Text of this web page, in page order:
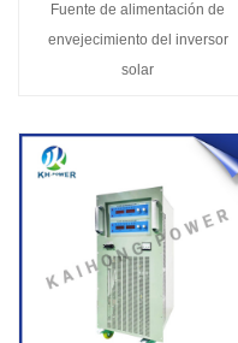
Fuente de alimentación de
envejecimiento del inversor
solar